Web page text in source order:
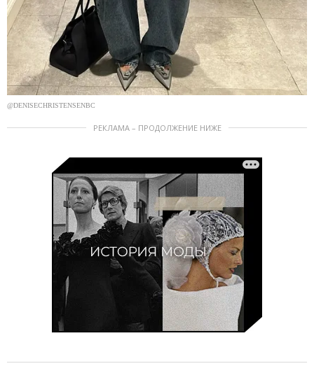
@DENISECHRISTENSENBC
РЕКЛАМА – ПРОДОЛЖЕНИЕ НИЖЕ